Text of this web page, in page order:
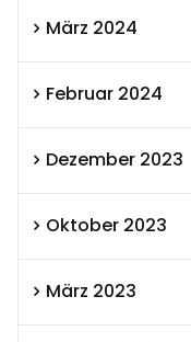
März 2024
Februar 2024
Dezember 2023
Oktober 2023
März 2023